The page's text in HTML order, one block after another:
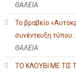
ΘΑΛΕΙΑ
Το βραβείο
συνέντευξη τύπου ...
ΘΑΛΕΙΑ
ΤΟ ΚΛΟΥΒΙ ΜΕ ΤΙΣ